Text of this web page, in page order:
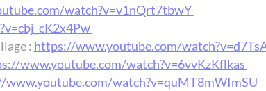
watch?v=v1nQrt7tbwY
: https://www.youtube.com/
www.youtube.com/watch?v=6vvKzKflkas
watch?v=quMT8mWImSU